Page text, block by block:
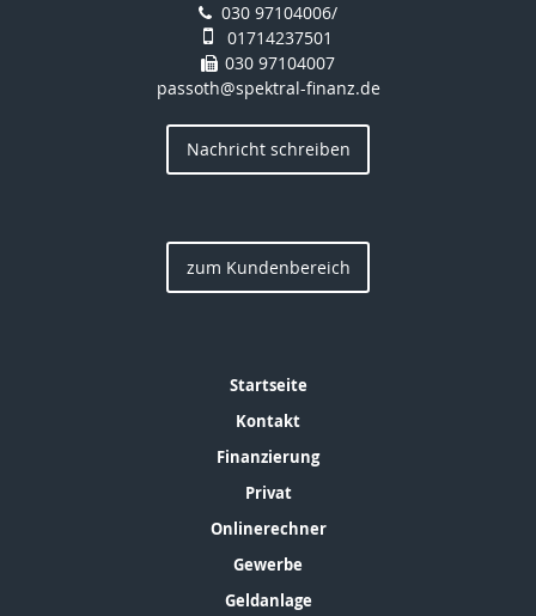
030 97104006/
01714237501
030 97104007
passoth@spektral-finanz.de
Nachricht schreiben
zum Kundenbereich
Startseite
Kontakt
Finanzierung
Privat
Onlinerechner
Gewerbe
Geldanlage